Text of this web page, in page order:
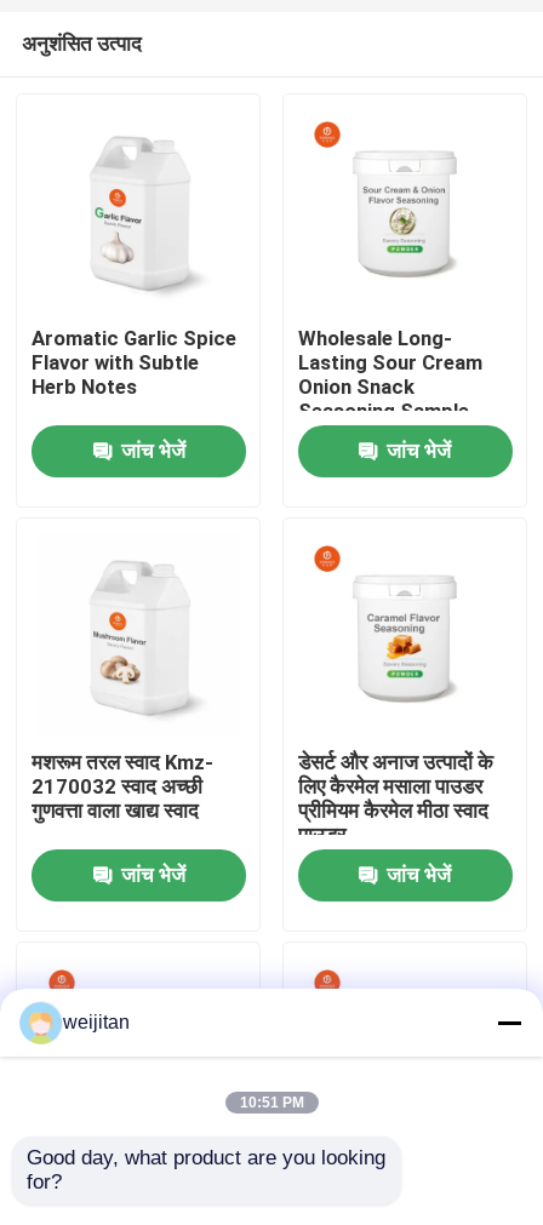
हमारे बारे में
कारखाना भ्रमण
गुणवत्ता नियंत्रण
संपर्क करें
एक उद्धरण का अनुरोध करें
अनुशंसित उत्पाद
Aromatic Garlic Spice
Flavor with Subtle
Herb Notes
जांच भेजें
Wholesale Long-
Lasting Sour Cream
Onion Snack
Seasoning Sample
Free
जांच भेजें
मशरूम तरल स्वाद Kmz-
2170032 स्वाद अच्छी
गुणवत्ता वाला खाद्य स्वाद
जांच भेजें
डेसर्ट और अनाज उत्पादों के
लिए कैरमेल मसाला पाउडर
प्रीमियम कैरमेल मीठा स्वाद
पाउडर
जांच भेजें
जलती हुई गर्म स्वाद मसाला
weijitan
10:51 PM
Good day, what product are you looking
for?